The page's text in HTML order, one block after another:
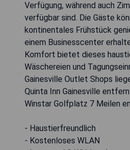
Verfügung, während auch
verfügbar sind. Die Gäste
kontinentales Frühstück
einem Businesscenter
Komfort bietet dieses
Wäschereien und
Gainesville Outlet Shops
Quinta Inn Gainesville
Winstar Golfplatz 7 Meilen
- Haustierfreundlich
- Kostenloses WLAN